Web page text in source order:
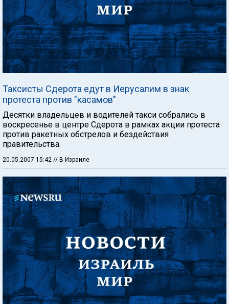
Таксисты Сдерота едут в Иерусалим в знак
протеста против "касамов"
Десятки владельцев и водителей такси собрались в
воскресенье в центре Сдерота в рамках акции протеста
против ракетных обстрелов и бездействия
правительства.
20.05.2007 15:42 // В Израиле